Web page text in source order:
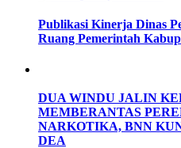
Publikasi Kinerja Dinas
Ruang Pemerintah
DUA WINDU JALIN
MEMBERANTAS
NARKOTIKA, BNN
DEA